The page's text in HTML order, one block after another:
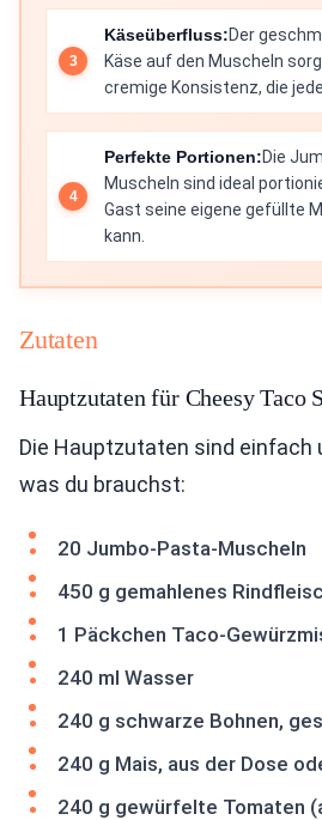
Käseüberfluss:Der
Käse auf den Muscheln
cremige Konsistenz, die
Perfekte Portionen:Die
Muscheln sind ideal
Gast seine eigene gefüllte
kann.
Zutaten
Hauptzutaten für Cheesy Taco
Die Hauptzutaten sind einfach
was du brauchst:
20 Jumbo-Pasta-Muscheln
450 g gemahlenes
1 Päckchen Taco-
240 ml Wasser
240 g schwarze Bohnen,
240 g Mais, aus der Dose
240 g gewürfelte Tomaten